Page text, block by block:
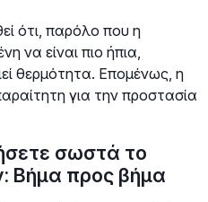
ότι, παρόλο που η
να είναι πιο ήπια,
θερμότητα. Επομένως, η
για την προστασία
σωστά το
Βήμα προς βήμα